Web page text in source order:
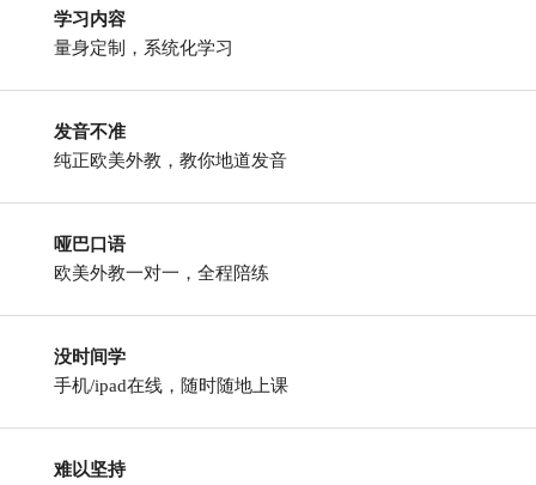
学习内容
量身定制，系统化学习
发音不准
纯正欧美外教，教你地道发音
哑巴口语
欧美外教一对一，全程陪练
没时间学
手机/ipad在线，随时随地上课
难以坚持